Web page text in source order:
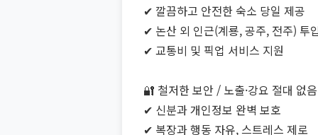
✔ 깔끔하고 안전한 숙소 당일 제공
✔ 논산 외 인근(계룡, 공주, 전주) 투
✔ 교통비 및 픽업 서비스 지원
🔐 철저한 보안 / 노출·강요 절대 없음
✔ 신분과 개인정보 완벽 보호
✔ 복장과 행동 자유, 스트레스 제로